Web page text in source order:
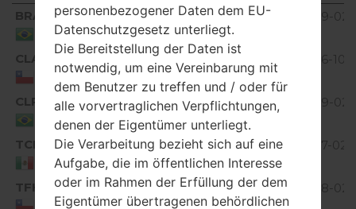
Region
Dateiname OS Größe Datum
BRA
Brazil
V10A_00.kdz
Unknown
235.07
2019-02-
CLA
Chile
V10A_02.kdz
Unknown
233.63
MiB
2016-10-
CLR
Brazil
V10A_00.kdz
Unknown
232.22
MiB
2019-02-
TCL
Mexico
V10A_01.kdz
Unknown
240.2
MiB
2017-02-
TFH
V10A_03.kdz
Unknown
233.99
MiB
2018-02-
personenbezogener Daten dem EU-
Datenschutzgesetz unterliegt.
Die Bereitstellung der Daten ist
notwendig, um eine Vereinbarung mit
dem Benutzer zu treffen und / oder für
alle vorvertraglichen Verpflichtungen,
denen der Eigentümer unterliegt.
Die Verarbeitung bezieht sich auf eine
Aufgabe, die im öffentlichen Interesse
oder im Rahmen der Erfüllung der dem
Eigentümer übertragenen behördlichen